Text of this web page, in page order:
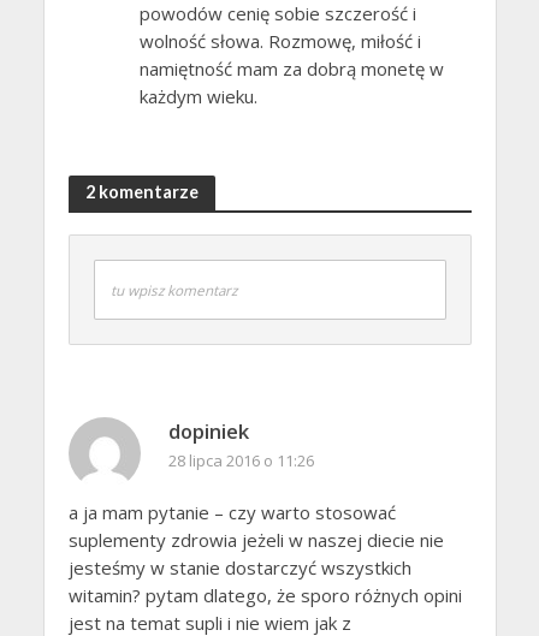
powodów cenię sobie szczerość i
wolność słowa. Rozmowę, miłość i
namiętność mam za dobrą monetę w
każdym wieku.
2 komentarze
tu wpisz komentarz
dopiniek
28 lipca 2016 o 11:26
a ja mam pytanie – czy warto stosować
suplementy zdrowia jeżeli w naszej diecie nie
jesteśmy w stanie dostarczyć wszystkich
witamin? pytam dlatego, że sporo różnych opini
jest na temat supli i nie wiem jak z